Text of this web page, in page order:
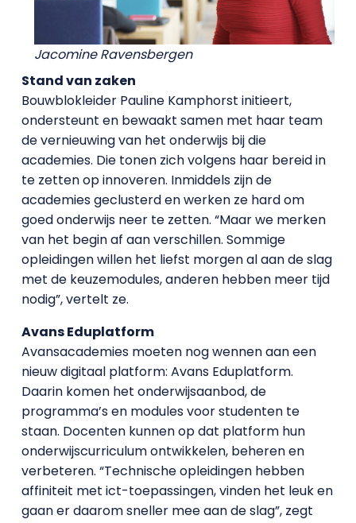
Jacomine Ravensbergen
Stand van zaken
Bouwblokleider Pauline Kamphorst initieert,
ondersteunt en bewaakt samen met haar team
de vernieuwing van het onderwijs bij die
academies. Die tonen zich volgens haar bereid in
te zetten op innoveren. Inmiddels zijn de
academies geclusterd en werken ze hard om
goed onderwijs neer te zetten. “Maar we merken
van het begin af aan verschillen. Sommige
opleidingen willen het liefst morgen al aan de slag
met de keuzemodules, anderen hebben meer tijd
nodig”, vertelt ze.
Avans Eduplatform
Avansacademies moeten nog wennen aan een
nieuw digitaal platform: Avans Eduplatform.
Daarin komen het onderwijsaanbod, de
programma’s en modules voor studenten te
staan. Docenten kunnen op dat platform hun
onderwijscurriculum ontwikkelen, beheren en
verbeteren. “Technische opleidingen hebben
affiniteit met ict-toepassingen, vinden het leuk en
gaan er daarom sneller mee aan de slag”, zegt